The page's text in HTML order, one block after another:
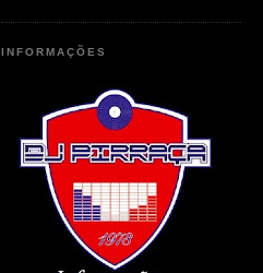
INFORMAÇÕES